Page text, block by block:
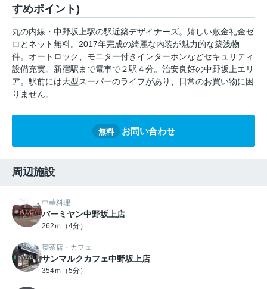
すめポイント)
丸の内線・中野坂上駅の駅近築デザイナーズ。嬉しい敷金礼金ゼ
ロとネット無料。2017年完成の綺麗な内装が魅力的な築浅物
件。オートロック、モニター付きインターホンなどセキュリティ
設備充実。新宿駅まで電車で２駅４分。治安良好の中野坂上エリ
ア。駅前には大型スーパーのライフがあり、日常のお買い物に困
りません。
無料 お問い合わせ
周辺施設
中華料理
バーミヤン中野坂上店
262ｍ（4分）
喫茶店・カフェ
サンマルクカフェ中野坂上店
354ｍ（5分）